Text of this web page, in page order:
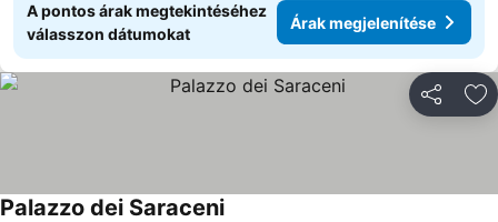
A pontos árak megtekintéséhez
válasszon dátumokat
Árak megjelenítése
Palazzo dei Saraceni